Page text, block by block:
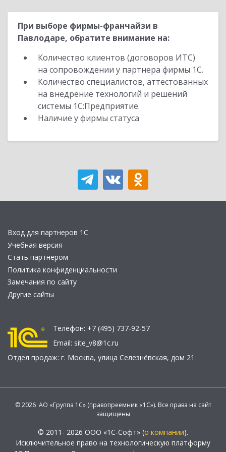
При выборе фирмы-франчайзи в
Павлодаре, обратите внимание на:
Количество клиентов (договоров ИТС)
на сопровождении у партнера фирмы 1С.
Количество специалистов, аттестованных
на внедрение технологий и решений
системы 1С:Предприятие.
Наличие у фирмы статуса
Вход для партнеров 1С
Учебная версия
Стать партнером
Политика конфиденциальности
Замечания по сайту
Другие сайты
Телефон: +7 (495) 737-92-57
Email: site_v8@1c.ru
Отдел продаж: г. Москва, улица Селезнёвская, дом 21
© 2026 АО «Группа 1С» (правопреемник «1С»). Все права на сайт
защищены
© 2011- 2026 ООО «1С-Софт» (о компании).
Исключительное право на технологическую платформу